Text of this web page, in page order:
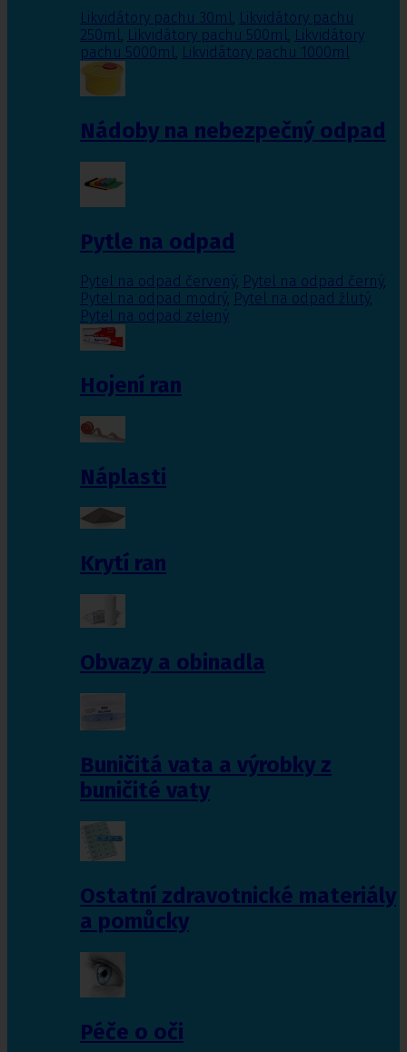
Likvidátory pachu 30ml, Likvidátory pachu
250ml, Likvidátory pachu 500ml, Likvidátory
pachu 5000ml, Likvidátory pachu 1000ml
Nádoby na nebezpečný odpad
Pytle na odpad
Pytel na odpad červený, Pytel na odpad černý,
Pytel na odpad modrý, Pytel na odpad žlutý,
Pytel na odpad zelený
Hojení ran
Náplasti
Krytí ran
Obvazy a obinadla
Buničitá vata a výrobky z
buničité vaty
Ostatní zdravotnické materiály
a pomůcky
Péče o oči